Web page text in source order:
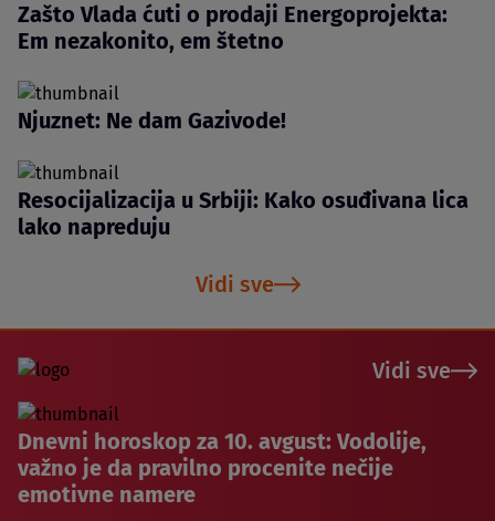
Zašto Vlada ćuti o prodaji Energoprojekta:
Em nezakonito, em štetno
Njuznet: Ne dam Gazivode!
Resocijalizacija u Srbiji: Kako osuđivana lica
lako napreduju
Vidi sve
Vidi sve
Dnevni horoskop za 10. avgust: Vodolije,
važno je da pravilno procenite nečije
emotivne namere